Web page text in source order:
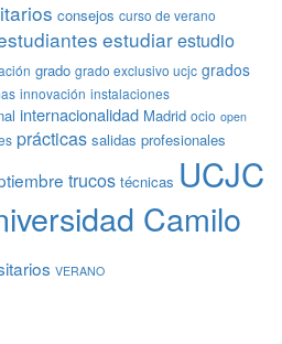
consejos curso de verano
estudiarestudio
grado grado exclusivo ucjc grados
innovación instalaciones
internacionalidad Madrid ocio open
prácticas salidas profesionales
trucos técnicas UCJC
Camilo
VERANO